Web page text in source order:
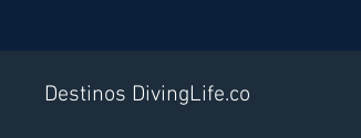
Destinos DivingLife.co